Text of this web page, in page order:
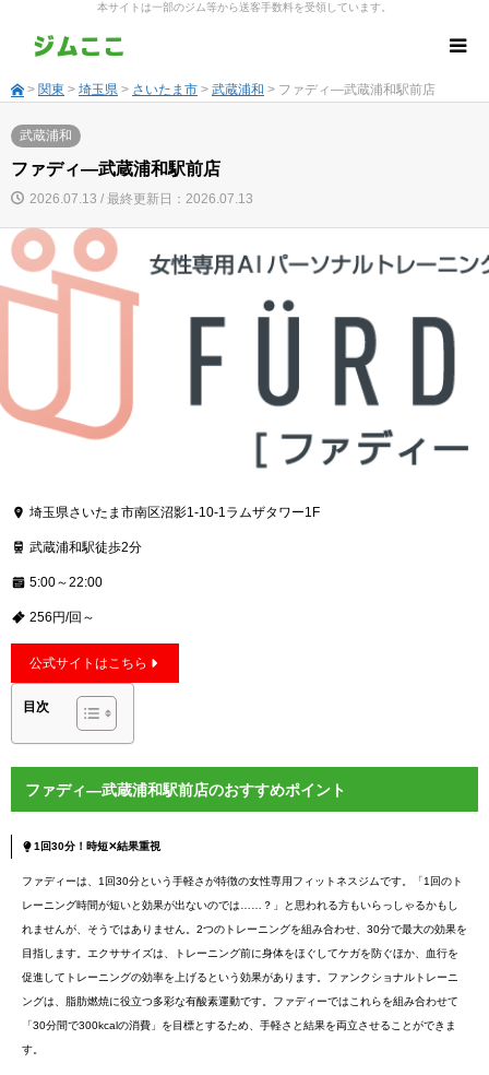
本サイトは一部のジム等から送客手数料を受領しています。
> 関東 > 埼玉県 > さいたま市 > 武蔵浦和 > ファディ―武蔵浦和駅前店
武蔵浦和
ファディ―武蔵浦和駅前店
2026.07.13 / 最終更新日：2026.07.13
埼玉県さいたま市南区沼影1-10-1ラムザタワー1F
武蔵浦和駅徒歩2分
5:00～22:00
256円/回～
公式サイトはこちら
目次
ファディ―武蔵浦和駅前店のおすすめポイント
1回30分！時短✕結果重視
ファディーは、1回30分という手軽さが特徴の女性専用フィットネスジムです。「1回のト
レーニング時間が短いと効果が出ないのでは……？」と思われる方もいらっしゃるかもし
れませんが、そうではありません。2つのトレーニングを組み合わせ、30分で最大の効果を
目指します。エクササイズは、トレーニング前に身体をほぐしてケガを防ぐほか、血行を
促進してトレーニングの効率を上げるという効果があります。ファンクショナルトレーニ
ングは、脂肪燃焼に役立つ多彩な有酸素運動です。ファディーではこれらを組み合わせて
「30分間で300kcalの消費」を目標とするため、手軽さと結果を両立させることができま
す。